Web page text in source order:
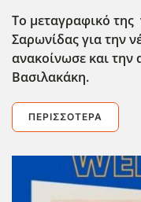
Το μεταγραφικό της
Σαρωνίδας για την
ανακοίνωσε και
Βασιλακάκη.
ΠΕΡΙΣΣΌΤΕΡΑ